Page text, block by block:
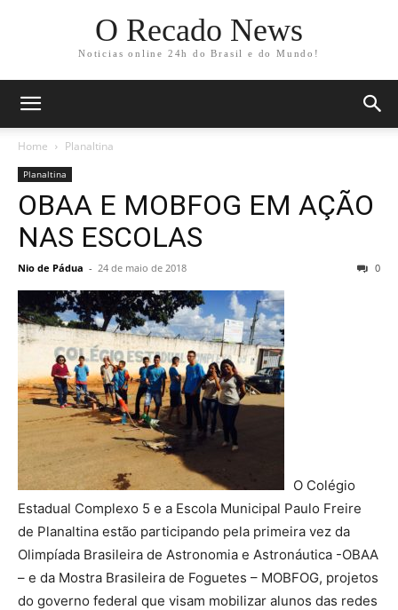
O Recado News
Noticias online 24h do Brasil e do Mundo!
Home Planaltina
Planaltina
OBAA E MOBFOG EM AÇÃO
NAS ESCOLAS
Nio de Pádua - 24 de maio de 2018 0
O Colégio
Estadual Complexo 5 e a Escola Municipal Paulo Freire
de Planaltina estão participando pela primeira vez da
Olimpíada Brasileira de Astronomia e Astronáutica -OBAA
– e da Mostra Brasileira de Foguetes – MOBFOG, projetos
do governo federal que visam mobilizar alunos das redes